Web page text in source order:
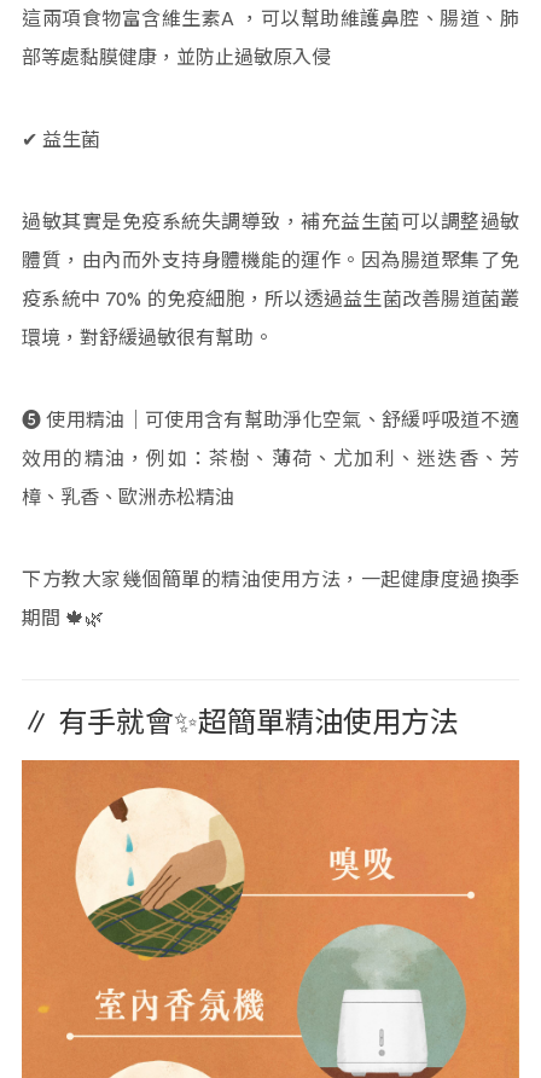
這兩項食物富含維生素A ，可以幫助維護鼻腔、腸道、肺
部等處黏膜健康，並防止過敏原入侵
✔ 益生菌
過敏其實是免疫系統失調導致，補充益生菌可以調整過敏
體質，由內而外支持身體機能的運作。因為腸道聚集了免
疫系統中 70% 的免疫細胞，所以透過益生菌改善腸道菌叢
環境，對舒緩過敏很有幫助。
➎ 使用精油｜可使用含有幫助淨化空氣、舒緩呼吸道不適
效用的精油，例如：茶樹、薄荷、尤加利、迷迭香、芳
樟、乳香、歐洲赤松精油
下方教大家幾個簡單的精油使用方法，一起健康度過換季
期間 🍁🌿
∥ 有手就會✨超簡單精油使用方法